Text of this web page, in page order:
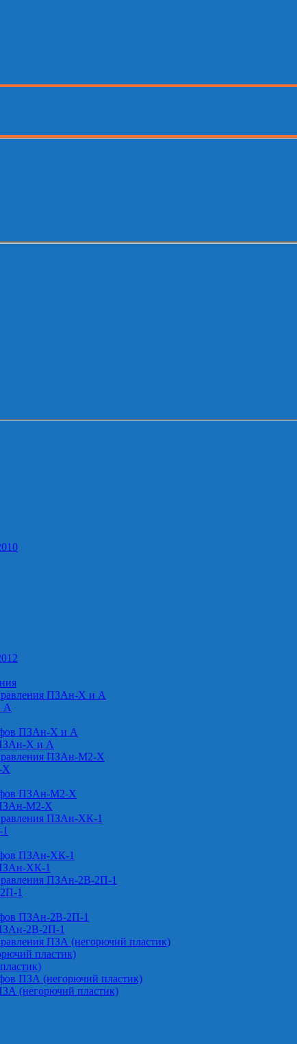
ПЗАн-Х и А
А
ПЗАн-Х и А
Х и А
ПЗАн-М2-Х
Х
ПЗАн-М2-Х
ПЗАн-М2-Х
ПЗАн-ХК-1
ПЗАн-ХК-1
ХК-1
ПЗАн-2В-2П-1
1
ПЗАн-2В-2П-1
2В-2П-1
ПЗА (негорючий пластик)
пластик)
ПЗА (негорючий пластик)
(негорючий пластик)